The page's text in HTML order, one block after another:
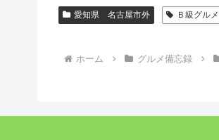
愛知県 名古屋市外 Ｂ級グルメ
ホーム グルメ備忘録